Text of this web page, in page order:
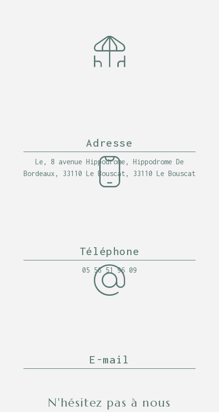
Adresse
Le, 8 avenue Hippodrome, Hippodrome De
Bordeaux, 33110 Le Bouscat, 33110 Le Bouscat
Téléphone
05 56 51 96 09
E-mail
N'hésitez pas à nous